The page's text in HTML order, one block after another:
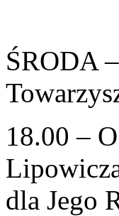
ŚRODA
18.00 –
dla Jego